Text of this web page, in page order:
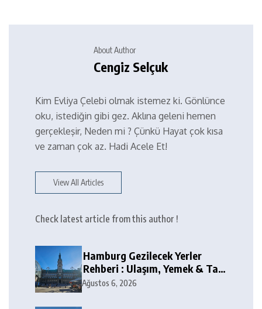
About Author
Cengiz Selçuk
Kim Evliya Çelebi olmak istemez ki. Gönlünce
oku, istediğin gibi gez. Aklına geleni hemen
gerçekleşir, Neden mi ? Çünkü Hayat çok kısa
ve zaman çok az. Hadi Acele Et!
View All Articles
Check latest article from this author !
Hamburg Gezilecek Yerler
Rehberi : Ulaşım, Yemek & Tax
Free
Ağustos 6, 2026